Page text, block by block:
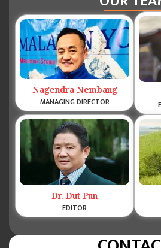
Nagendra Nembang
MANAGING DIRECTOR
Dr. Dut Pun
EDITOR